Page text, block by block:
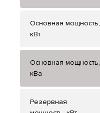
Основная мощность,
кВт
Основная мощность,
кВа
Резервная